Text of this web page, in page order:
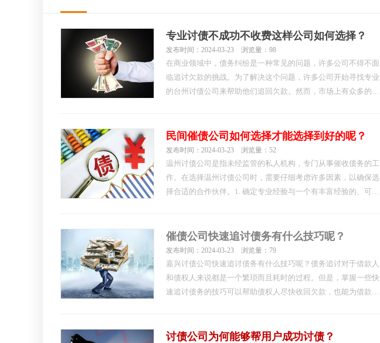
专业讨债不成功不收费这样公司如何选择？
发布时间：2024-03-23 浏览量：98
在商业领域中，债务纠纷是一种常见的问题，许多公司不得不面
临追讨欠款的挑战。为了解决这个问题，许多公司开始寻找专业
的台州讨债公司来帮助他们追回欠款。然而，市场上有众多的台
前，应首先考虑其信誉和口碑。可以通过参考其他企业的建…
民间催债公司如何选择才能选择到好的呢？
发布时间：2024-03-23 浏览量：52
温州讨债公司是指未经监管的私人机构，专门从事催收债务的工
作。在选择温州讨债公司时，需要仔细考虑许多因素，以确保选
择合适的合作伙伴。1. 确定专业经验与一个有丰富经验的、可靠
温州讨债公司。
催债公司快速追讨债务有什么技巧呢？
发布时间：2024-03-23 浏览量：79
嘉兴讨债公司快速追讨债务有什么技巧呢？债务追讨对于借款人
和债权人来说都是一个繁琐而且耗时的过程。但是，掌握一些快
速追讨债务的技巧可以帮助债权人尽快收回欠款，也能为借款人
条款。这样的制度有助于借款人和债权人保持沟通，并确保…
讨债公司为何能够帮用户成功讨债？